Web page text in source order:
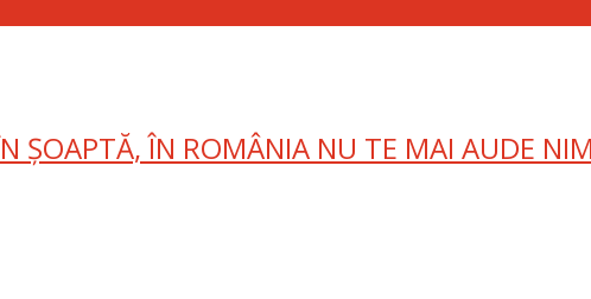
ȘOAPTĂ, ÎN ROMÂNIA NU TE MAI AUDE